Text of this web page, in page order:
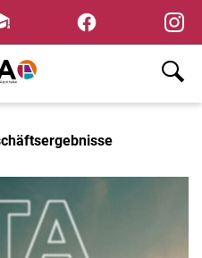
Fortbildungen
Home ×